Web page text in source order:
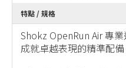
特點 / 規格
Shokz OpenRun Air 專
成就卓越表現的精準配備